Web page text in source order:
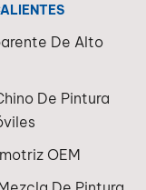
De Alto
De Pintura
OEM